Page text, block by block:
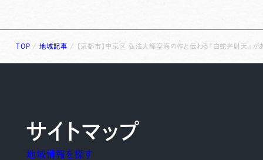
TOP /地域記事 / 【京都市】中京区 弘法大師空海の作と伝わる『白蛇弁財天』が
サイトマップ
地域情報を探す